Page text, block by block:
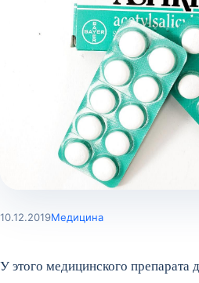
10.12.2019Медицина
У этого медицинского препарата